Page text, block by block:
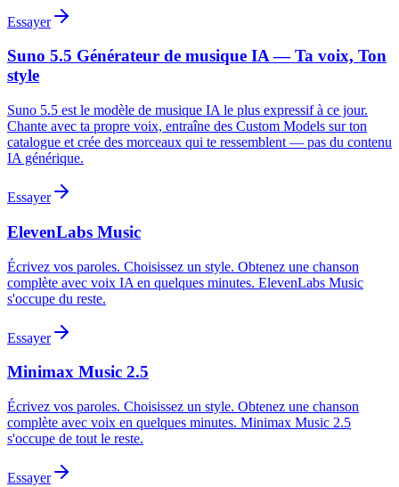
Essayer
Suno 5.5 Générateur de musique IA — Ta voix, Ton
style
Suno 5.5 est le modèle de musique IA le plus expressif à ce jour.
Chante avec ta propre voix, entraîne des Custom Models sur ton
catalogue et crée des morceaux qui te ressemblent — pas du contenu
IA générique.
Essayer
ElevenLabs Music
Écrivez vos paroles. Choisissez un style. Obtenez une chanson
complète avec voix IA en quelques minutes. ElevenLabs Music
s'occupe du reste.
Essayer
Minimax Music 2.5
Écrivez vos paroles. Choisissez un style. Obtenez une chanson
complète avec voix en quelques minutes. Minimax Music 2.5
s'occupe de tout le reste.
Essayer